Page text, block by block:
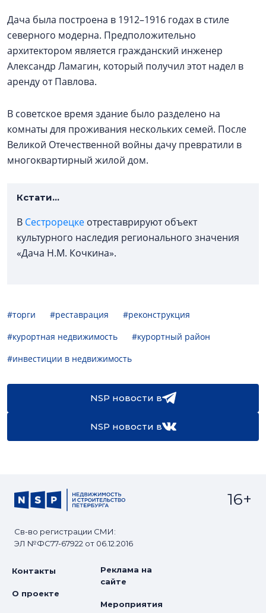
Дача была построена в 1912–1916 годах в стиле
северного модерна. Предположительно
архитектором является гражданский инженер
Александр Ламагин, который получил этот надел в
аренду от Павлова.
В советское время здание было разделено на
комнаты для проживания нескольких семей. После
Великой Отечественной войны дачу превратили в
многоквартирный жилой дом.
Кстати...
В Сестрорецке отреставрируют объект
культурного наследия регионального значения
«Дача Н.М. Кочкина».
#торги #реставрация
#реконструкция
#курортная недвижимость
#курортный район
#инвестиции в недвижимость
NSP новости в
NSP новости в
Св-во регистрации СМИ:
ЭЛ №ФС77-67922 от 06.12.2016
16+
Контакты
О проекте
Реклама на
сайте
Мероприятия